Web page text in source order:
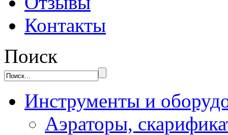
Контакты
Поиск
Инструменты и
Аэраторы,